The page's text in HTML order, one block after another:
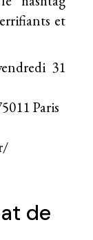
et
31
Paris
de